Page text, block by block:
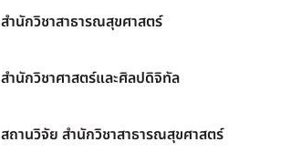
สำนักวิชาสาธารณสุขศาสตร์
สำนักวิชาศาสตร์และศิลปดิจิทัล
สถานวิจัย สำนักวิชาสาธารณสุขศาสตร์